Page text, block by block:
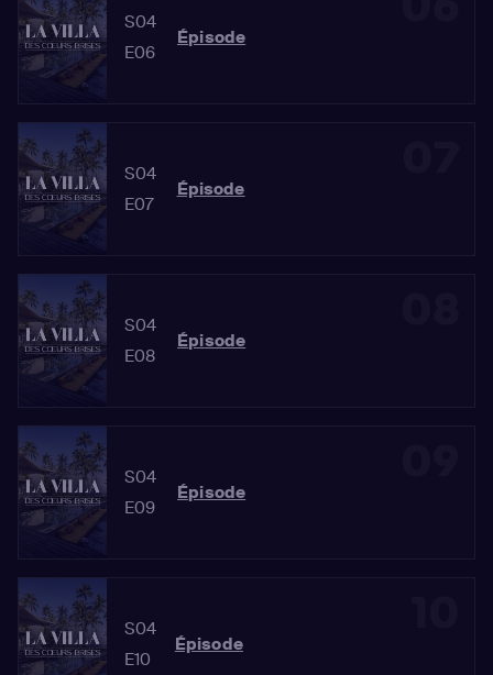
S04
E06
Épisode
S04
E07
Épisode
S04
E08
Épisode
S04
E09
Épisode
S04
E10
Épisode